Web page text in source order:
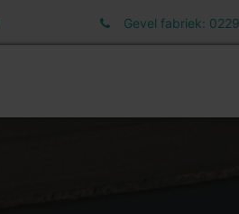
Gevel fabriek: